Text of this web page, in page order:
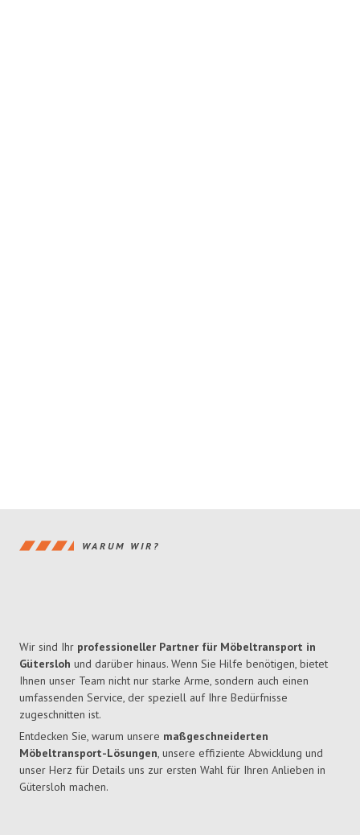
WARUM WIR?
Wir sind Ihr professioneller Partner für Möbeltransport in
Gütersloh und darüber hinaus. Wenn Sie Hilfe benötigen, bietet
Ihnen unser Team nicht nur starke Arme, sondern auch einen
umfassenden Service, der speziell auf Ihre Bedürfnisse
zugeschnitten ist.
Entdecken Sie, warum unsere maßgeschneiderten
Möbeltransport-Lösungen, unsere effiziente Abwicklung und
unser Herz für Details uns zur ersten Wahl für Ihren Anlieben in
Gütersloh machen.